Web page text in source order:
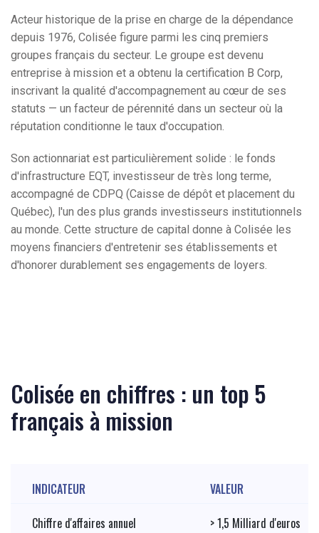
Acteur historique de la prise en charge de la dépendance
depuis 1976, Colisée figure parmi les cinq premiers
groupes français du secteur. Le groupe est devenu
entreprise à mission et a obtenu la certification B Corp,
inscrivant la qualité d'accompagnement au cœur de ses
statuts — un facteur de pérennité dans un secteur où la
réputation conditionne le taux d'occupation.
Son actionnariat est particulièrement solide : le fonds
d'infrastructure EQT, investisseur de très long terme,
accompagné de CDPQ (Caisse de dépôt et placement du
Québec), l'un des plus grands investisseurs institutionnels
au monde. Cette structure de capital donne à Colisée les
moyens financiers d'entretenir ses établissements et
d'honorer durablement ses engagements de loyers.
Colisée en chiffres : un top 5
français à mission
INDICATEUR
VALEUR
Chiffre d'affaires annuel
> 1,5 Milliard d'euros